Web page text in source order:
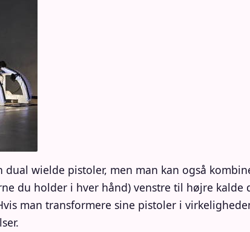
wielde pistoler, men man kan også
du holder i hver hånd) venstre til højre kalde
man transformere sine pistoler i